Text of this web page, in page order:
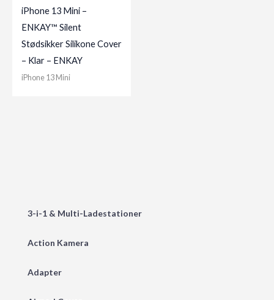
3-i-1 & Multi-Ladestationer
Action Kamera
Adapter
iPhone 13 Mini –
ENKAY™ Silent
Stødsikker Silikone Cover
– Klar – ENKAY
iPhone 13 Mini